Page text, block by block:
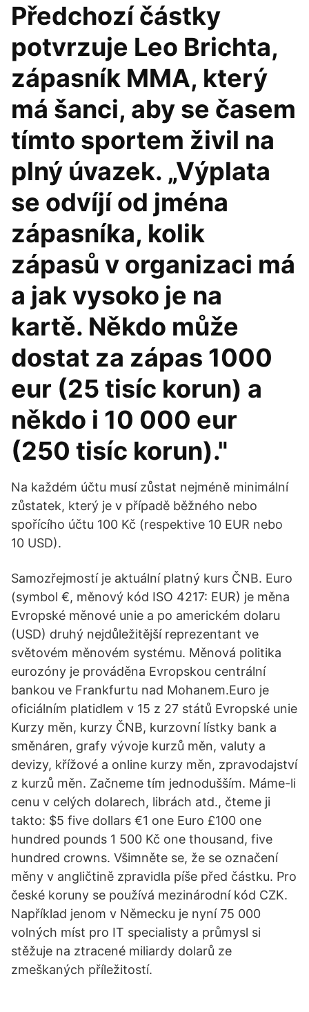
Předchozí částky
potvrzuje Leo Brichta,
zápasník MMA, který
má šanci, aby se časem
tímto sportem živil na
plný úvazek. „Výplata
se odvíjí od jména
zápasníka, kolik
zápasů v organizaci má
a jak vysoko je na
kartě. Někdo může
dostat za zápas 1000
eur (25 tisíc korun) a
někdo i 10 000 eur
(250 tisíc korun)."
Na každém účtu musí zůstat nejméně minimální
zůstatek, který je v případě běžného nebo
spořícího účtu 100 Kč (respektive 10 EUR nebo
10 USD).
Samozřejmostí je aktuální platný kurs ČNB. Euro
(symbol €, měnový kód ISO 4217: EUR) je měna
Evropské měnové unie a po americkém dolaru
(USD) druhý nejdůležitější reprezentant ve
světovém měnovém systému. Měnová politika
eurozóny je prováděna Evropskou centrální
bankou ve Frankfurtu nad Mohanem.Euro je
oficiálním platidlem v 15 z 27 států Evropské unie
Kurzy měn, kurzy ČNB, kurzovní lístky bank a
směnáren, grafy vývoje kurzů měn, valuty a
devizy, křížové a online kurzy měn, zpravodajství
z kurzů měn. Začneme tím jednodušším. Máme-li
cenu v celých dolarech, librách atd., čteme ji
takto: $5 five dollars €1 one Euro £100 one
hundred pounds 1 500 Kč one thousand, five
hundred crowns. Všimněte se, že se označení
měny v angličtině zpravidla píše před částku. Pro
české koruny se používá mezinárodní kód CZK.
Například jenom v Německu je nyní 75 000
volných míst pro IT specialisty a průmysl si
stěžuje na ztracené miliardy dolarů ze
zmeškaných příležitostí.